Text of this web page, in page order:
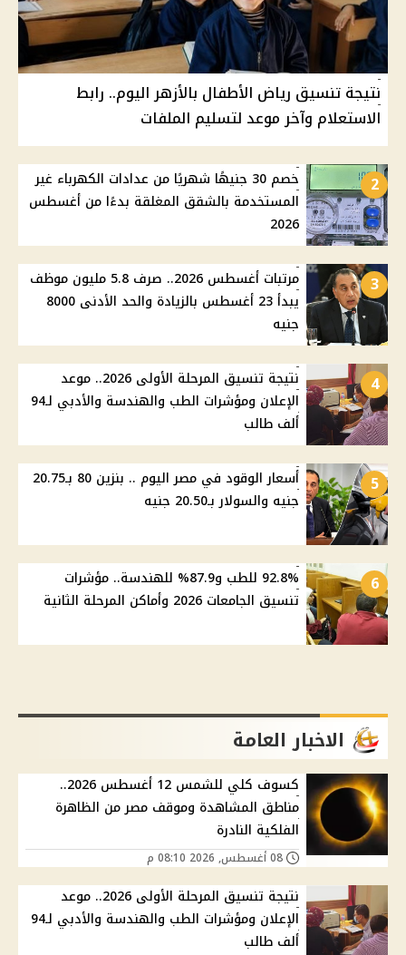
نتيجة تنسيق رياض الأطفال بالأزهر اليوم.. رابط
الاستعلام وآخر موعد لتسليم الملفات
2
خصم 30 جنيهًا شهريًا من عدادات الكهرباء غير
المستخدمة بالشقق المغلقة بدءًا من أغسطس
2026
3
مرتبات أغسطس 2026.. صرف 5.8 مليون موظف
يبدأ 23 أغسطس بالزيادة والحد الأدنى 8000
جنيه
4
نتيجة تنسيق المرحلة الأولى 2026.. موعد
الإعلان ومؤشرات الطب والهندسة والأدبي لـ94
ألف طالب
5
أسعار الوقود في مصر اليوم .. بنزين 80 بـ20.75
جنيه والسولار بـ20.50 جنيه
6
92.8% للطب و87.9% للهندسة.. مؤشرات
تنسيق الجامعات 2026 وأماكن المرحلة الثانية
الاخبار العامة
كسوف كلي للشمس 12 أغسطس 2026..
مناطق المشاهدة وموقف مصر من الظاهرة
الفلكية النادرة
نتيجة تنسيق المرحلة الأولى 2026.. موعد
الإعلان ومؤشرات الطب والهندسة والأدبي لـ94
ألف طالب